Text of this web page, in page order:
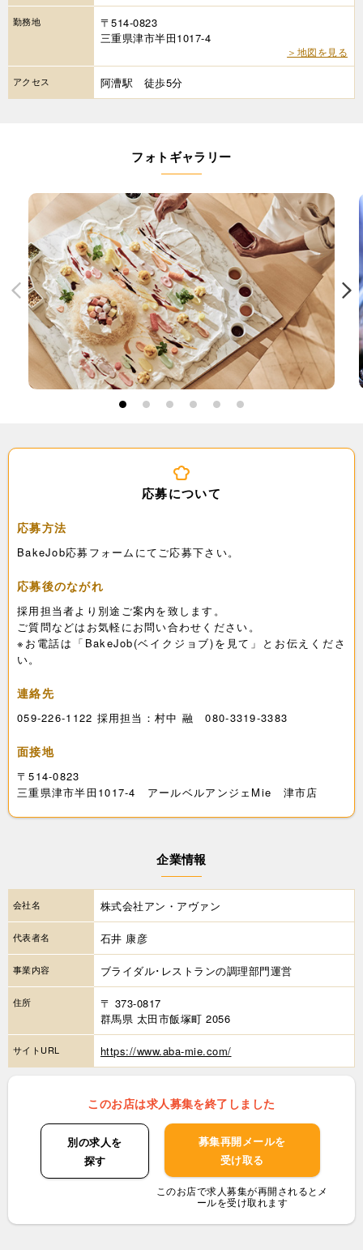
勤務地
〒514-0823
三重県津市半田1017-4
＞地図を見る
アクセス 阿漕駅 徒歩5分
フォトギャラリー
1 2 3 4 5 6
応募について
応募方法
BakeJob応募フォームにてご応募下さい。
応募後のながれ
採用担当者より別途ご案内を致します。
ご質問などはお気軽にお問い合わせください。
※お電話は「BakeJob(ベイクジョブ)を見て」とお伝えくださ
い。
連絡先
059-226-1122 採用担当：村中 融 080-3319-3383
面接地
〒514-0823
三重県津市半田1017-4 アールベルアンジェMie 津市店
企業情報
会社名 株式会社アン・アヴァン
代表者名 石井 康彦
事業内容 ブライダル･レストランの調理部門運営
住所
〒 373-0817
群馬県 太田市飯塚町 2056
サイトURL https://www.aba-mie.com/
このお店は求人募集を終了しました
別の求人を
探す
募集再開メールを
受け取る
このお店で求人募集が再開されるとメ
ールを受け取れます